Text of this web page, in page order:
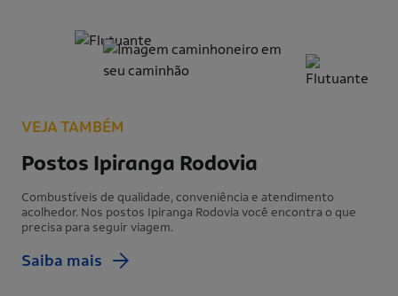
VEJA TAMBÉM
Postos Ipiranga Rodovia
Combustíveis de qualidade, conveniência e atendimento
acolhedor. Nos postos Ipiranga Rodovia você encontra o que
precisa para seguir viagem.
Saiba mais